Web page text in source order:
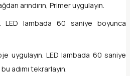
arındırın, Primer uygulayın.
LED lambada 60 saniye boyunca
uygulayın. LED lambada 60 saniye
adımı tekrarlayın.